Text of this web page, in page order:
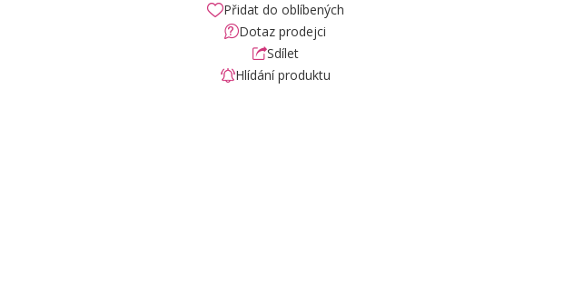
Přidat do oblíbených
Dotaz prodejci
Sdílet
Hlídání produktu